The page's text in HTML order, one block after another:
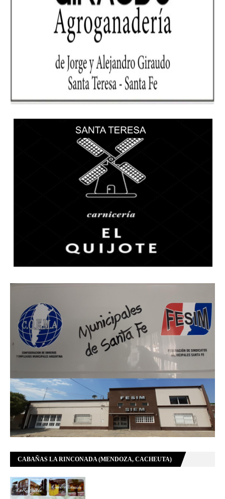
CABAÑAS LA RINCONADA (MENDOZA, CACHEUTA)